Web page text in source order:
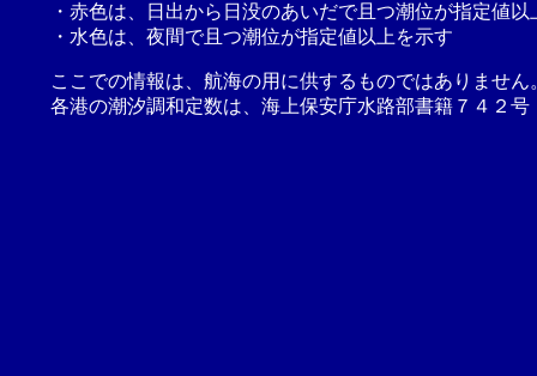
・赤色は、日出から日没のあいだで且つ潮位が指定値以
・水色は、夜間で且つ潮位が指定値以上を示す
ここでの情報は、航海の用に供するものではありませ
各港の潮汐調和定数は、海上保安庁水路部書籍７４２